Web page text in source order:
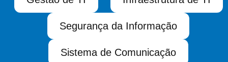
Segurança da Informação
Sistema de Comunicação